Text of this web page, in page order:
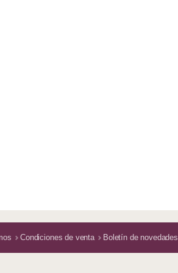
Condiciones de venta Boletín de novedades